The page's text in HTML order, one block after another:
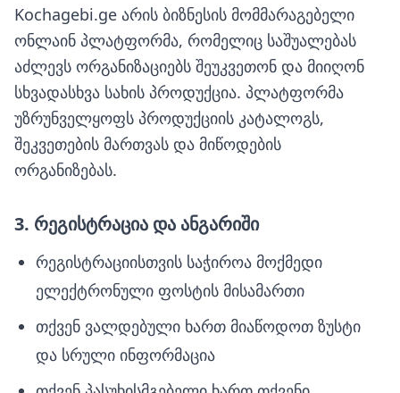
Kochagebi.ge არის ბიზნესის მომმარაგებელი
ონლაინ პლატფორმა, რომელიც საშუალებას
აძლევს ორგანიზაციებს შეუკვეთონ და მიიღონ
სხვადასხვა სახის პროდუქცია. პლატფორმა
უზრუნველყოფს პროდუქციის კატალოგს,
შეკვეთების მართვას და მიწოდების
ორგანიზებას.
3. რეგისტრაცია და ანგარიში
რეგისტრაციისთვის საჭიროა მოქმედი
ელექტრონული ფოსტის მისამართი
თქვენ ვალდებული ხართ მიაწოდოთ ზუსტი
და სრული ინფორმაცია